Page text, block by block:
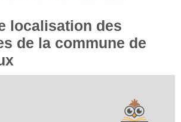
localisation des
de la commune de